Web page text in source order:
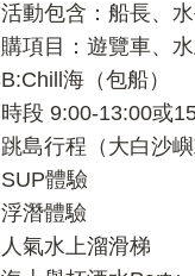
活動包含：船長、
購項目：遊覽車、
B:Chill海（包船）
時段 9:00-13:00或
跳島行程（大白沙
SUP體驗
浮潛體驗
人氣水上溜滑梯